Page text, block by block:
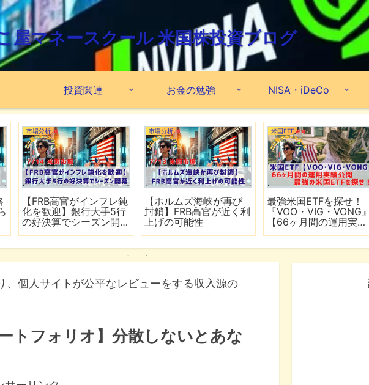
屋マネースクール 米国株投資ブログ
投資関連 お金の勉強 NISA・iDeCo
市場分析
【FRB高官がインフレ鈍
化を歓迎】銀行大手5行
の好決算でシーズン開
市場分析
【ホルムズ海峡が再び
封鎖】FRB高官が近く利
上げの可能性
米国ETF
最強米国ETFを探せ！
『VOO・VIG・VONG』
【66ヶ月間の運用実績
個人サイトが公平なレビューをする収入源の
トフォリオ】分散しないとあな